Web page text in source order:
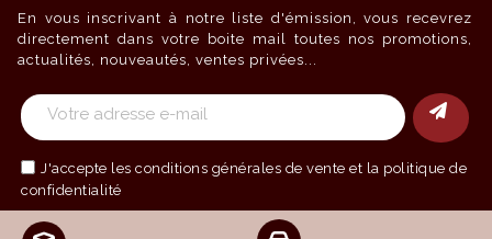
En vous inscrivant à notre liste d'émission, vous recevrez
directement dans votre boite mail toutes nos promotions,
actualités, nouveautés, ventes privées...
J'accepte les conditions générales de vente et la politique de
confidentialité